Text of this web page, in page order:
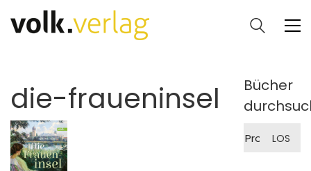
die-fraueninsel
Bücher
nach:
LOS